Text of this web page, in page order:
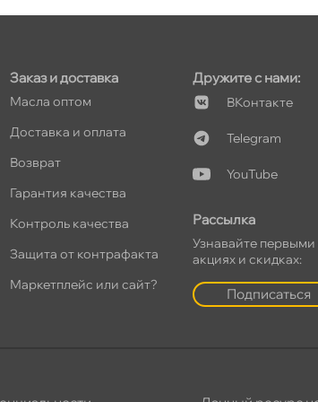
Заказ и доставка
Масла оптом
Доставка и оплата
озврат
Гарантия качества
Контроль качества
Защита от контрафакта
Маркетплейс или сайт?
Дружите с нами:
Контакте
Telegram
YouTube
Рассылка
Узнавайте
акциях и скидках:
Подписаться